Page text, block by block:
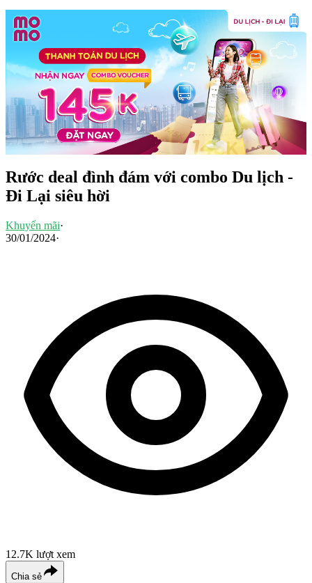
Rước deal đình đám với combo Du lịch -
Đi Lại siêu hời
Khuyến mãi·
30/01/2024·
12.7K lượt xem
Chia sẻ